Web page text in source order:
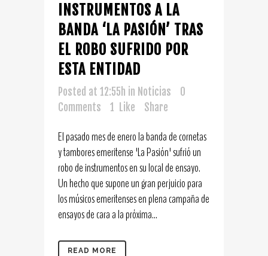
INSTRUMENTOS A LA
BANDA ‘LA PASIÓN’ TRAS
EL ROBO SUFRIDO POR
ESTA ENTIDAD
Posted at 12:55h in Noticias
0
Comments
1 Like Share
El pasado mes de enero la banda de cornetas
y tambores emeritense 'La Pasión' sufrió un
robo de instrumentos en su local de ensayo.
Un hecho que supone un gran perjuicio para
los músicos emeritenses en plena campaña de
ensayos de cara a la próxima...
READ MORE